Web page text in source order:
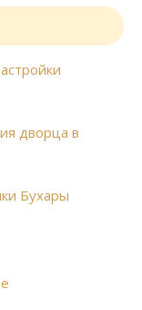
дворца в
Бухары